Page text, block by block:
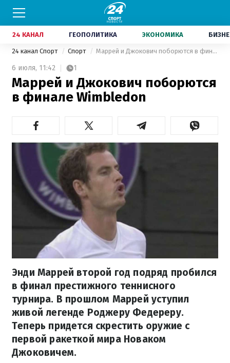
24 КАНАЛ ГЕОПОЛИТИКА ЭКОНОМИКА
24 канал Спорт Спорт Маррей и Джокович поборются в финале Wimbledon
6 июля, 11:42 1
Маррей и Джокович поборются
в финале Wimbledon
Энди Маррей второй год подряд пробился
в финал престижного теннисного
турнира. В прошлом Маррей уступил
живой легенде Роджеру Федереру.
Теперь придется скрестить оружие с
первой ракеткой мира Новаком
Джоковичем.